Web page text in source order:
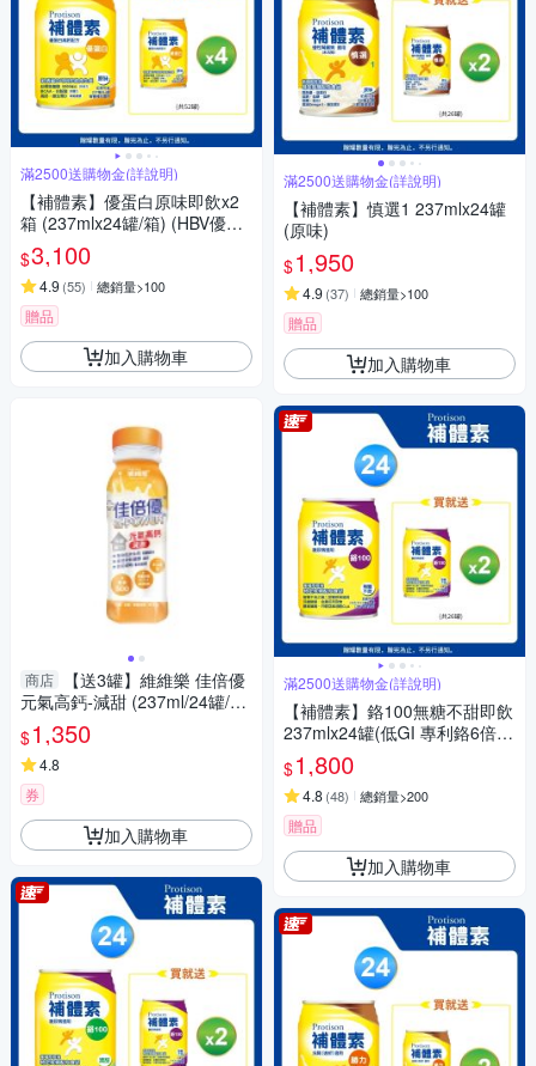
滿2500送購物金(詳說明)
【補體素】優蛋白原味即飲x2
箱 (237mlx24罐/箱) (HBV優蛋
白+白胺酸)
$3,100
4.9 (55) 總銷量>100
贈品
加入購物車
商店
【送3罐】維維樂 佳倍優
元氣高鈣-減甜 (237ml/24罐/箱)
【杏一】
$1,350
4.8
券
加入購物車
滿2500送購物金(詳說明)
【補體素】慎選1 237mlx24罐
(原味)
$1,950
4.9 (37) 總銷量>100
贈品
加入購物車
滿2500送購物金(詳說明)
【補體素】鉻100無糖不甜即飲
237mlx24罐(低GI 專利鉻6倍吸
收率)
$1,800
4.8 (48) 總銷量>200
贈品
加入購物車